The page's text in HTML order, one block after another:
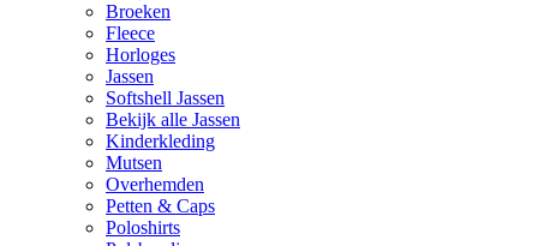
Broeken
Fleece
Horloges
Jassen
Softshell Jassen
Bekijk alle Jassen
Kinderkleding
Mutsen
Overhemden
Petten & Caps
Poloshirts